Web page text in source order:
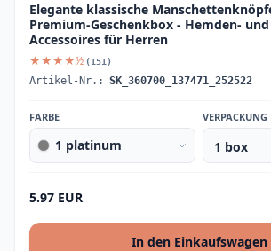
Elegante klassische
Premium-Geschenkbox - Hemden-
Accessoires für Herren
★★★★½ (151)
Artikel-Nr.: SK_360700_137471_252522
FARBE
1 platinum
VERPACKUNG
5.97 EUR
In den Einkaufswagen